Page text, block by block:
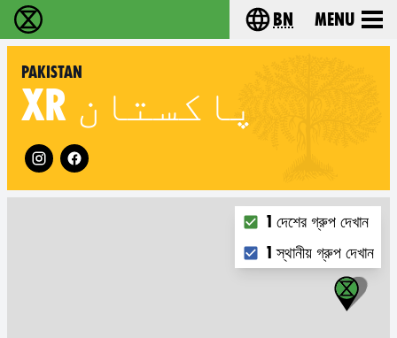
বিলুপ্তি বিদ্রোহ - Home Choose your
bn Menu
Pakistan
XR پاکستان
Follow XR Pakistan on
Choose what you
1 দেশের গ্রুপ দেখান
1 স্থানীয় গ্রুপ দেখান